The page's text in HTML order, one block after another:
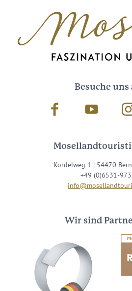
Besuche uns
Facebook Youtube
Kordelweg 1 | 54470
+49 (0)6531-
Wir sind